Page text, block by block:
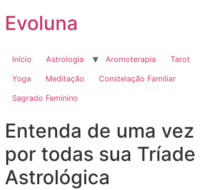
Evoluna
Início Astrologia Aromoterapia
Tarot
Yoga
Meditação
Constelação Familiar
Sagrado Feminino
Entenda de uma vez
por todas sua Tríade
Astrológica